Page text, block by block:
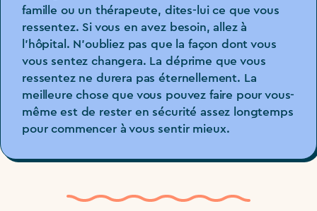
famille ou un thérapeute, dites-lui ce que vous
ressentez. Si vous en avez besoin, allez à
l’hôpital. N’oubliez pas que la façon dont vous
vous sentez changera. La déprime que vous
ressentez ne durera pas éternellement. La
meilleure chose que vous pouvez faire pour vous-
même est de rester en sécurité assez longtemps
pour commencer à vous sentir mieux.